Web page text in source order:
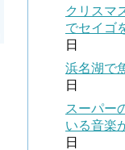
クリスマ
でセイゴ
日
浜名湖で
日
スーパー
いる音楽
日